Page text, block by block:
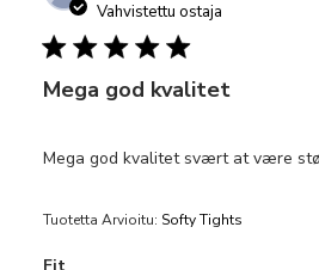
Vahvistettu ostaja
Mega god kvalitet
Mega god kvalitet svært at være
Tuotetta Arvioitu: Softy Tights